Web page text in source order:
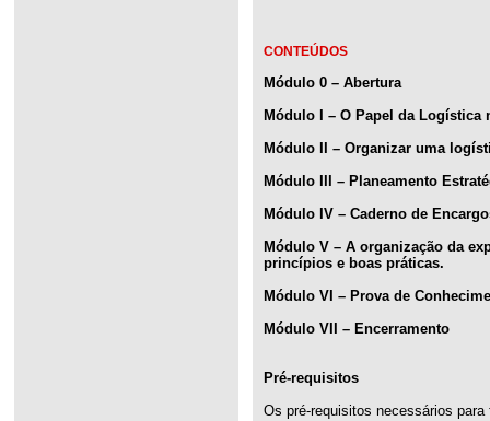
CONTEÚDOS
Módulo 0 – Abertura
Módulo I – O Papel da Logística
Módulo II – Organizar uma
Módulo III – Planeamento
Módulo IV – Caderno de
Módulo V – A organização da
princípios e boas práticas.
Módulo VI – Prova de
Módulo VII – Encerramento
Pré-requisitos
Os pré-requisitos necessários